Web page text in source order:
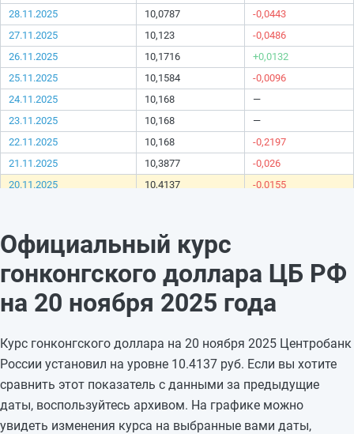
28.11.2025
10,0787
-0,0443
27.11.2025
10,123
-0,0486
26.11.2025
10,1716
+0,0132
25.11.2025
10,1584
-0,0096
24.11.2025
10,168
—
23.11.2025
10,168
—
22.11.2025
10,168
-0,2197
21.11.2025
10,3877
-0,026
20.11.2025
10,4137
-0,0155
17.11.2025
10,4554
16.11.2025
10,4554
—
15.11.2025
10,4554
14.11.2025
10,3908
-0,0869
Официальный курс
гонконгского доллара ЦБ РФ
на 20 ноября 2025 года
Курс гонконгского доллара на 20 ноября 2025 Центробанк
России установил на уровне 10.4137 руб. Если вы хотите
сравнить этот показатель с данными за предыдущие
даты, воспользуйтесь архивом. На графике можно
увидеть изменения курса на выбранные вами даты,